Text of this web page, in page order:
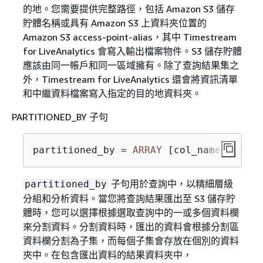
的地。您需要提供完整路徑，包括 Amazon S3 儲存
貯體名稱或具有 Amazon S3 上資料夾位置的
Amazon S3 access-point-alias，其中 Timestream
for LiveAnalytics 會寫入輸出檔案物件。S3 儲存貯體
應該由同一帳戶和同一區域擁有。除了查詢結果集之
外，Timestream for LiveAnalytics 還會將資訊清單
和中繼資料檔案寫入指定的目的地資料夾。
PARTITIONED_BY 子句
partitioned_by = ARRAY [col_name[,…] ,
partitioned_by 子句用於查詢中，以精細層級
分組和分析資料。當您將查詢結果匯出至 S3 儲存貯
體時，您可以選擇根據選取查詢中的一或多個資料欄
來分割資料。分割資料時，匯出的資料會根據分割區
資料欄分割為子集，而每個子集會存放在個別的資料
夾中。在包含匯出資料的結果資料夾中，